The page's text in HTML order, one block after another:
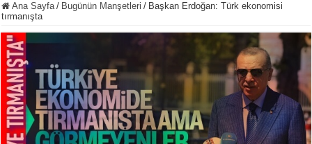
Ana Sayfa / Bugünün Manşetleri / Başkan Erdoğan: Türk ekonomisi
tırmanışta